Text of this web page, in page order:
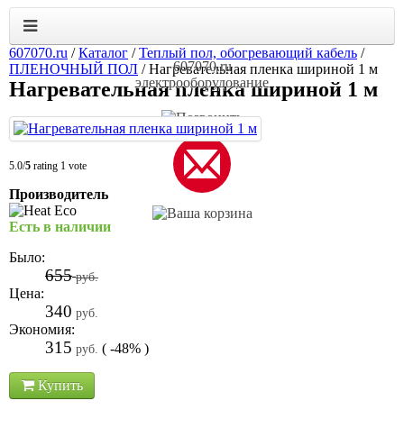
607070.ru
электрооборудование
607070.ru /Каталог /Теплый пол, обогревающий кабель /
ПЛЕНОЧНЫЙ ПОЛ /Нагревательная пленка шириной 1 м
Нагревательная пленка шириной 1 м
5.0/5 rating 1 vote
Производитель
Есть в наличии
Было:
655 руб.
Цена:
340 руб.
Экономия:
315 руб. ( -48% )
Купить